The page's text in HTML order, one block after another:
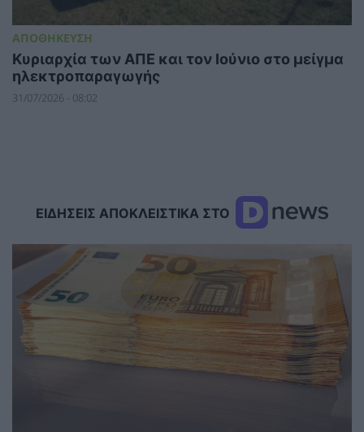
ΑΠΟΘΗΚΕΥΣΗ
Κυριαρχία των ΑΠΕ και τον Ιούνιο στο μείγμα
ηλεκτροπαραγωγής
31/07/2026 - 08:02
ΕΙΔΗΣΕΙΣ ΑΠΟΚΛΕΙΣΤΙΚΑ ΣΤΟ